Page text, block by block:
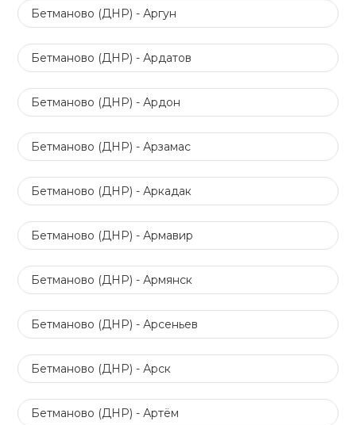
Бетманово (ДНР) - Аргун
Бетманово (ДНР) - Ардатов
Бетманово (ДНР) - Ардон
Бетманово (ДНР) - Арзамас
Бетманово (ДНР) - Аркадак
Бетманово (ДНР) - Армавир
Бетманово (ДНР) - Армянск
Бетманово (ДНР) - Арсеньев
Бетманово (ДНР) - Арск
Бетманово (ДНР) - Артём